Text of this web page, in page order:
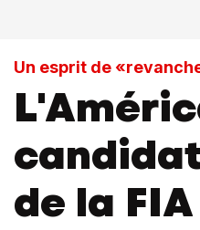
Un esprit de
de la FIA